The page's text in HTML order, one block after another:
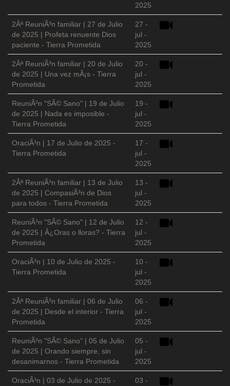
2025
2Âª ReuniÃ³n familiar | 27 de Julio
de 2025 | Profeta renuente Dios
paciente - Tierra Prometida
27 -
jul -
2025
2Âª ReuniÃ³n familiar | 20 de Julio
de 2025 | Una vez mÃ¡s - Tierra
Prometida
20 -
jul -
2025
ReuniÃ³n "SÃ© Sano" | 19 de Julio
de 2025 | Nada es imposible -
Tierra Prometida
19 -
jul -
2025
OraciÃ³n | 17 de Julio de 2025 -
Tierra Prometida
17 -
jul -
2025
2Âª ReuniÃ³n familiar | 13 de Julio
de 2025 | CompasiÃ³n de Dios
para todos - Tierra Prometida
13 -
jul -
2025
ReuniÃ³n "SÃ© Sano" | 12 de Julio
de 2025 | Â¿Oras o lloras? - Tierra
Prometida
12 -
jul -
2025
OraciÃ³n | 10 de Julio de 2025 -
Tierra Prometida
10 -
jul -
2025
2Âª ReuniÃ³n familiar | 06 de Julio
de 2025 | Desde el interior - Tierra
Prometida
06 -
jul -
2025
ReuniÃ³n "SÃ© Sano" | 05 de Julio
de 2025 | Orando siempre, sin
desanimarnos - Tierra Prometida
05 -
jul -
2025
OraciÃ³n | 03 de Julio de 2025 -
03 -